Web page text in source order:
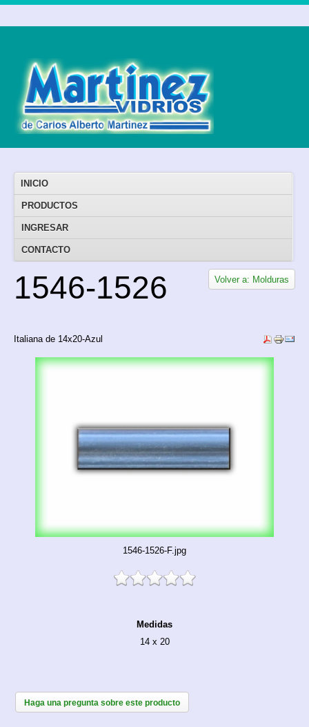
INICIO
PRODUCTOS
INGRESAR
CONTACTO
Volver a: Molduras
1546-1526
Italiana de 14x20-Azul
1546-1526-F.jpg
Medidas
14 x 20
Haga una pregunta sobre este producto